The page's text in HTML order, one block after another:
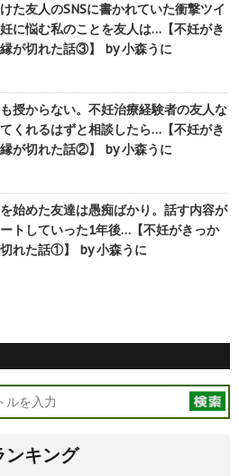
た友人のSNSに書かれていた衝撃ツイ
に悩む私のことを友人は…【不妊がき
が切れた話③】 by 小森うに
授からない。不妊治療経験者の友人な
くれるはずと相談したら…【不妊がき
が切れた話②】 by 小森うに
始めた友達は愚痴ばかり。話す内容が
トしていった1年後…【不妊がきっか
れた話①】 by 小森うに
ンキング